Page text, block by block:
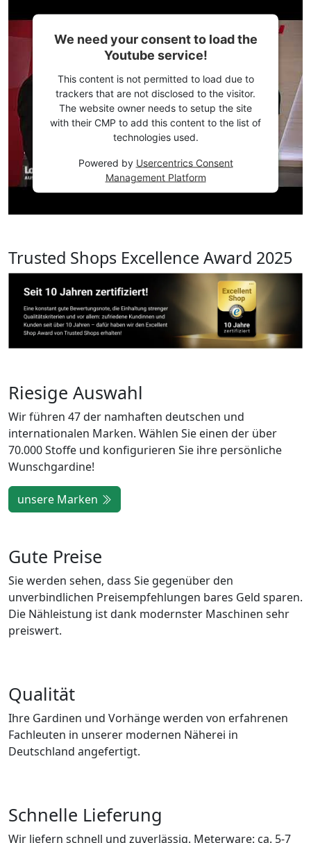
We need your consent to load the
Youtube service!
This content is not permitted to load due to
trackers that are not disclosed to the visitor.
The website owner needs to setup the site
with their CMP to add this content to the list of
technologies used.
Powered by Usercentrics Consent
Management Platform
Trusted Shops Excellence Award 2025
Riesige Auswahl
Wir führen 47 der namhaften deutschen und
internationalen Marken. Wählen Sie einen der über
70.000 Stoffe und konfigurieren Sie ihre persönliche
Wunschgardine!
unsere Marken
Gute Preise
Sie werden sehen, dass Sie gegenüber den
unverbindlichen Preisempfehlungen bares Geld sparen.
Die Nähleistung ist dank modernster Maschinen sehr
preiswert.
Qualität
Ihre Gardinen und Vorhänge werden von erfahrenen
Fachleuten in unserer modernen Näherei in
Deutschland angefertigt.
Schnelle Lieferung
Wir liefern schnell und zuverlässig. Meterware: ca. 5-7